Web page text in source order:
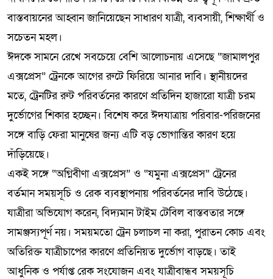
বাস্তবায়নের আহ্বান জানিয়েছেন সাধারণ যাত্রী, ব্যবসায়ী, শিক্ষার্থী ও
সচেতন মহল।
ঈদকে সামনে রেখে সবচেয়ে বেশি আলোচনায় এসেছে “জামালপুর
এক্সপ্রেস” ট্রেনকে আগের রুটে ফিরিয়ে আনার দাবি। স্থানীয়দের
মতে, ট্রেনটির রুট পরিবর্তনের কারণে প্রতিদিন হাজারো যাত্রী চরম
দুর্ভোগের শিকার হচ্ছেন। বিশেষ করে ঈদযাত্রায় পরিবার-পরিজনের
সঙ্গে বাড়ি ফেরা মানুষের জন্য এটি বড় ভোগান্তির কারণ হয়ে
দাঁড়িয়েছে।
একই সঙ্গে “অগ্নিবীণা এক্সপ্রেস” ও “যমুনা এক্সপ্রেস” ট্রেনের
বর্তমান সময়সূচি ও রেক ব্যবস্থাপনায় পরিবর্তনের দাবি উঠেছে।
যাত্রীরা অভিযোগ করেন, বিদ্যমান টাইম টেবিল বাস্তবতার সঙ্গে
সামঞ্জস্যপূর্ণ নয়। সময়মতো ট্রেন চলাচল না করা, পুরাতন কোচ এবং
অতিরিক্ত যাত্রীচাপের কারণে প্রতিনিয়ত দুর্ভোগ বাড়ছে। তাই
আধুনিক ও পর্যাপ্ত রেক সংযোজন এবং যাত্রীবান্ধব সময়সূচি